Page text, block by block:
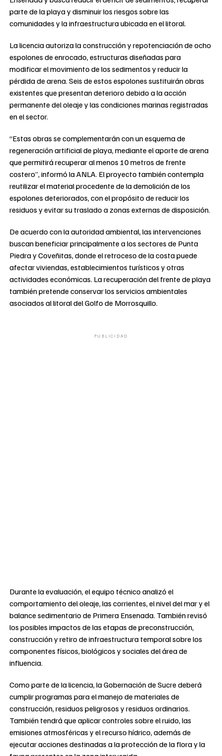
parte de la playa y disminuir los riesgos sobre las
comunidades y la infraestructura ubicada en el litoral.
La licencia autoriza la construcción y repotenciación de ocho
espolones de enrocado, estructuras diseñadas para
modificar el movimiento de los sedimentos y reducir la
pérdida de arena. Seis de estos espolones sustituirán obras
existentes que presentan deterioro debido a la acción
permanente del oleaje y las condiciones marinas registradas
en el sector.
“Estas obras se complementarán con un esquema de
regeneración artificial de playa, mediante el aporte de arena
que permitirá recuperar al menos 10 metros de frente
costero”, informó la ANLA. El proyecto también contempla
reutilizar el material procedente de la demolición de los
espolones deteriorados, con el propósito de reducir los
residuos y evitar su traslado a zonas externas de disposición.
De acuerdo con la autoridad ambiental, las intervenciones
buscan beneficiar principalmente a los sectores de Punta
Piedra y Coveñitas, donde el retroceso de la costa puede
afectar viviendas, establecimientos turísticos y otras
actividades económicas. La recuperación del frente de playa
también pretende conservar los servicios ambientales
asociados al litoral del Golfo de Morrosquillo.
PUBLICIDAD
Durante la evaluación, el equipo técnico analizó el
comportamiento del oleaje, las corrientes, el nivel del mar y el
balance sedimentario de Primera Ensenada. También revisó
los posibles impactos de las etapas de preconstrucción,
construcción y retiro de infraestructura temporal sobre los
componentes físicos, biológicos y sociales del área de
influencia.
Como parte de la licencia, la Gobernación de Sucre deberá
cumplir programas para el manejo de materiales de
construcción, residuos peligrosos y residuos ordinarios.
También tendrá que aplicar controles sobre el ruido, las
emisiones atmosféricas y el recurso hídrico, además de
ejecutar acciones destinadas a la protección de la flora y la